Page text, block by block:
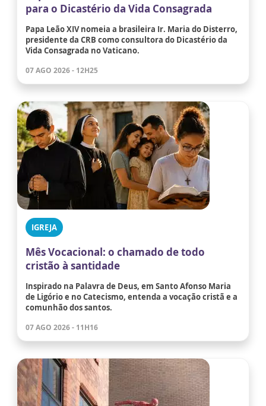
para o Dicastério da Vida Consagrada
Papa Leão XIV nomeia a brasileira Ir. Maria do Disterro,
presidente da CRB como consultora do Dicastério da
Vida Consagrada no Vaticano.
07 AGO 2026 - 12H25
IGREJA
Mês Vocacional: o chamado de todo
cristão à santidade
Inspirado na Palavra de Deus, em Santo Afonso Maria
de Ligório e no Catecismo, entenda a vocação cristã e a
comunhão dos santos.
07 AGO 2026 - 11H16